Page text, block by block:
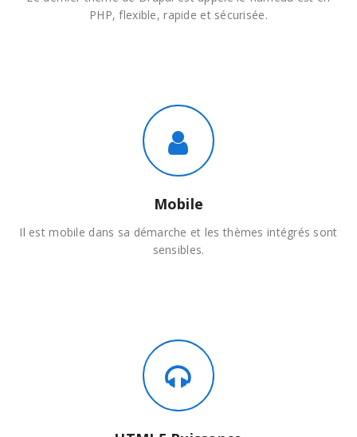
PHP, flexible, rapide et sécurisée.
Mobile
Il est mobile dans sa démarche et les thèmes intégrés sont
sensibles.